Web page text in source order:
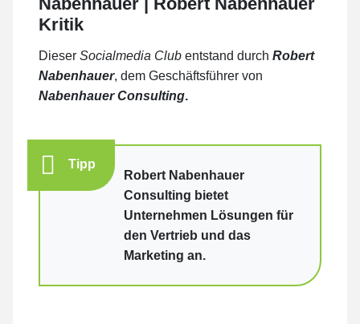
Kritik
Dieser Socialmedia Club entstand durch Robert
Nabenhauer, dem Geschäftsführer von
Nabenhauer Consulting.
Tipp
Robert Nabenhauer
Consulting bietet
Unternehmen Lösungen für
den Vertrieb und das
Marketing an.